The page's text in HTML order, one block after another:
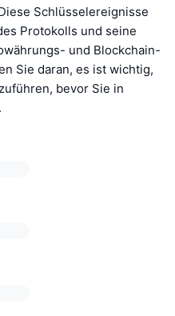
Schlüsselereignisse
Protokolls und seine
und Blockchain-
Sie daran, es ist wichtig,
bevor Sie in